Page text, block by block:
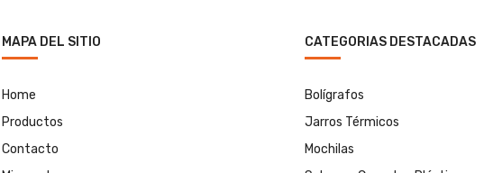
MAPA DEL SITIO
Home
Productos
Contacto
CATEGORIAS DESTACADAS
Bolígrafos
Jarros Térmicos
Mochilas